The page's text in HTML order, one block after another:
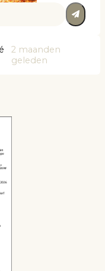
2 maanden
geleden